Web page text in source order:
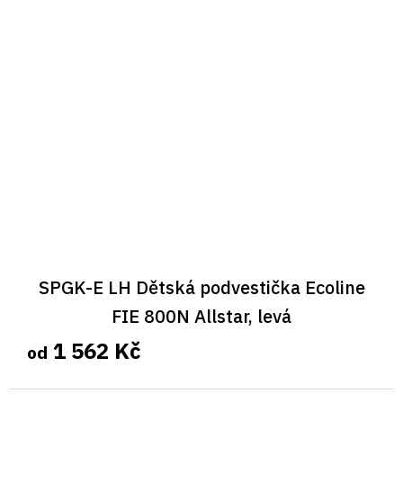
SPGK-E LH Dětská podvestička Ecoline
FIE 800N Allstar, levá
od 1 562 Kč